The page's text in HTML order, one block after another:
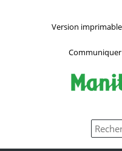
Version imprimable